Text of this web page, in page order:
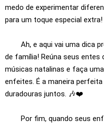
medo de experimentar
para um toque especial extra!
Ah, e aqui vai uma dica
de família! Reúna seus entes
músicas natalinas e faça
enfeites. É a maneira
duradouras juntos. 🎶❤️
Por fim, quando seus